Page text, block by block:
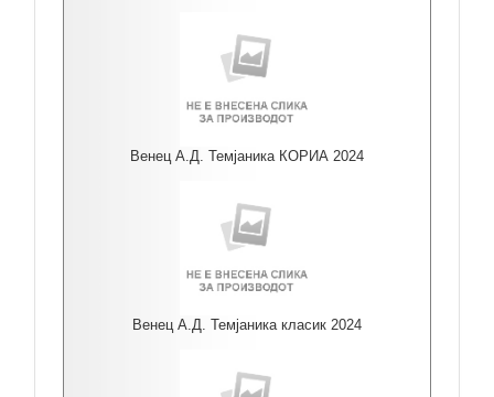
Венец А.Д. Темјаника КОРИА 2024
Венец А.Д. Темјаника класик 2024